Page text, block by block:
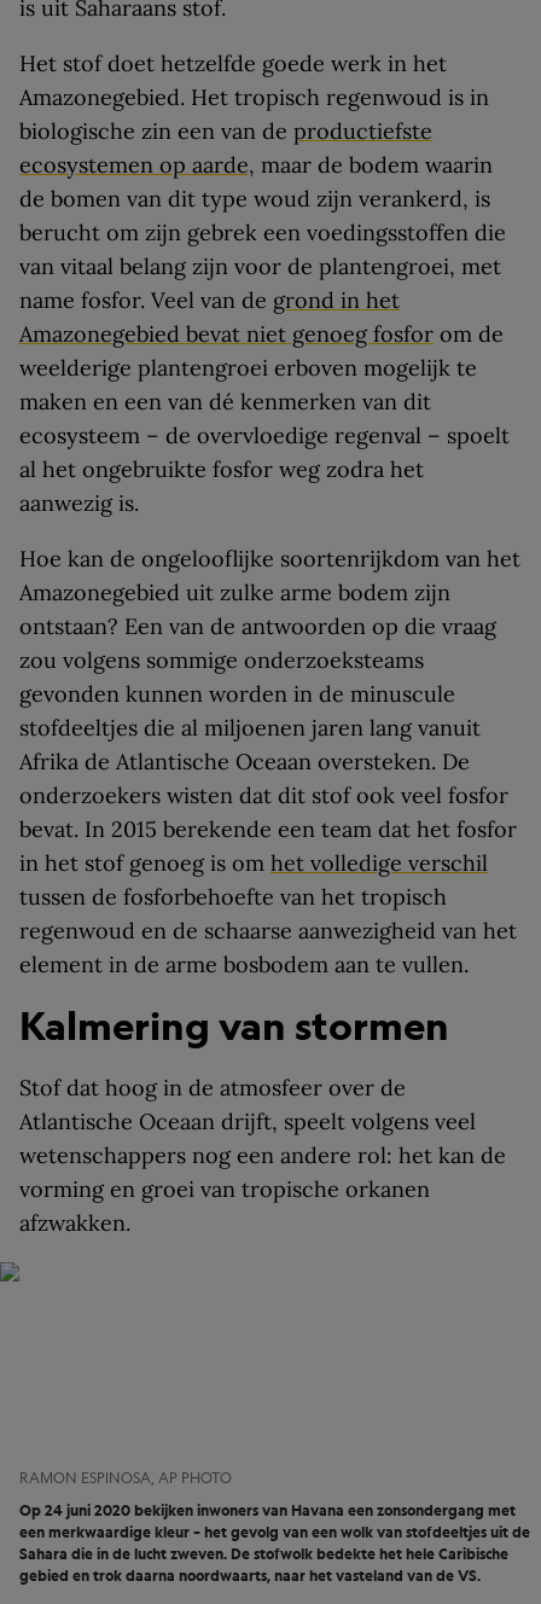
is uit Saharaans stof.
Het stof doet hetzelfde goede werk in het
Amazonegebied. Het tropisch regenwoud is in
biologische zin een van de productiefste
ecosystemen op aarde, maar de bodem waarin
de bomen van dit type woud zijn verankerd, is
berucht om zijn gebrek een voedingsstoffen die
van vitaal belang zijn voor de plantengroei, met
name fosfor. Veel van de grond in het
Amazonegebied bevat niet genoeg fosfor om de
weelderige plantengroei erboven mogelijk te
maken en een van dé kenmerken van dit
ecosysteem – de overvloedige regenval – spoelt
al het ongebruikte fosfor weg zodra het
aanwezig is.
Hoe kan de ongelooflijke soortenrijkdom van het
Amazonegebied uit zulke arme bodem zijn
ontstaan? Een van de antwoorden op die vraag
zou volgens sommige onderzoeksteams
gevonden kunnen worden in de minuscule
stofdeeltjes die al miljoenen jaren lang vanuit
Afrika de Atlantische Oceaan oversteken. De
onderzoekers wisten dat dit stof ook veel fosfor
bevat. In 2015 berekende een team dat het fosfor
in het stof genoeg is om het volledige verschil
tussen de fosforbehoefte van het tropisch
regenwoud en de schaarse aanwezigheid van het
element in de arme bosbodem aan te vullen.
Kalmering van stormen
Stof dat hoog in de atmosfeer over de
Atlantische Oceaan drijft, speelt volgens veel
wetenschappers nog een andere rol: het kan de
vorming en groei van tropische orkanen
afzwakken.
RAMON ESPINOSA, AP PHOTO
Op 24 juni 2020 bekijken inwoners van Havana een zonsondergang met
een merkwaardige kleur – het gevolg van een wolk van stofdeeltjes uit de
Sahara die in de lucht zweven. De stofwolk bedekte het hele Caribische
gebied en trok daarna noordwaarts, naar het vasteland van de VS.